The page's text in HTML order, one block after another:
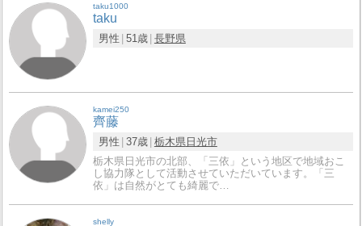
taku1000
taku
男性 51歳 長野県
kamei250
齊藤
男性 37歳 栃木県日光市
栃木県日光市の北部、「三依」という地区で地域おこ
し協力隊として活動させていただいています。「三
依」は自然がとても綺麗で…
shelly